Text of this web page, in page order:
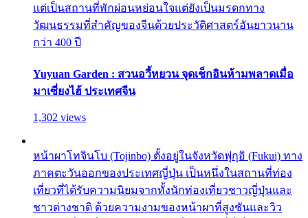
แต่เป็นสถานที่พักผ่อนหย่อนใจแต่ยังเป็นมรดกทาง
วัฒนธรรมที่สำคัญของจีนด้วยประวัติศาสตร์อันยาวนาน
กว่า 400 ปี
Yuyuan Garden : สวนอวี้หยวน จุดเช็กอินห้ามพลาดเมื่อ
มาเซี่ยงไฮ้ ประเทศจีน
1,302 views
หน้าผาโทจินโบ (Tojinbo) ตั้งอยู่ในจังหวัดฟุกุอิ (Fukui) ทาง
ภาคตะวันออกของประเทศญี่ปุ่น เป็นหนึ่งในสถานที่ท่อง
เที่ยวที่ได้รับความนิยมจากทั้งนักท่องเที่ยวชาวญี่ปุ่นและ
ชาวต่างชาติ ด้วยความงามของหน้าผาที่สูงชันและวิว